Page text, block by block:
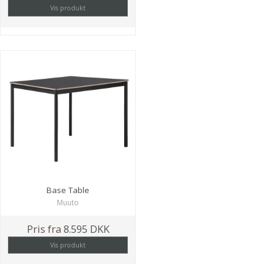
Vis produkt
Base Table
Muuto
Pris fra 8.595 DKK
Vis produkt